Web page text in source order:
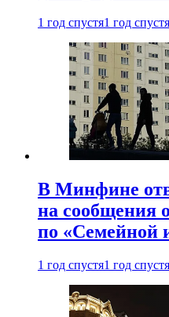
1 год спустя1 год спустя
В Минфине
на сообщения
по «Семейной
1 год спустя1 год спустя